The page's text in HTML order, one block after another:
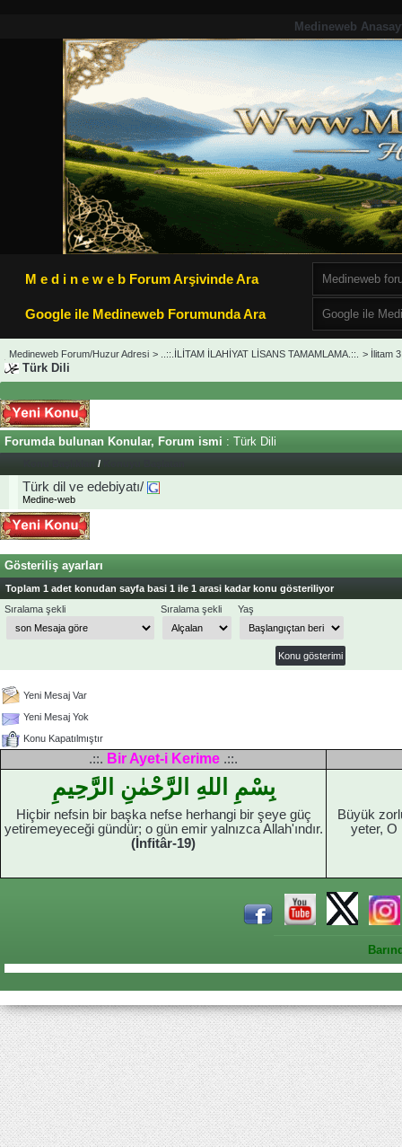
Medineweb
M e d i n e w e b Forum Arşivinde Ara
Google ile Medineweb Forumunda Ara
Medineweb Forum/Huzur Adresi > ..::.İLİTAM İLAHİYAT LİSANS TAMAMLAMA.::. > İlitam
Türk Dili
Forumda bulunan Konular, Forum ismi : Türk Dili
/
Türk dil ve edebiyatı/
Medine-web
Gösteriliş ayarları
Toplam 1 adet konudan sayfa basi 1 ile 1 arasi kadar konu gösteriliyor
Sıralama şekli
Sıralama şekli Yaş
Yeni Mesaj Var
Yeni Mesaj Yok
Konu Kapatılmıştır
.::. Bir Ayet-i Kerime .::.
بِسْمِ اللهِ الرَّحْمٰنِ الرَّحِيمِ
Hiçbir nefsin bir başka nefse herhangi bir şeye güç
yetiremeyeceği gündür; o gün emir yalnızca Allah'ındır.
(İnfitâr-19)
Büyük
yeter, O